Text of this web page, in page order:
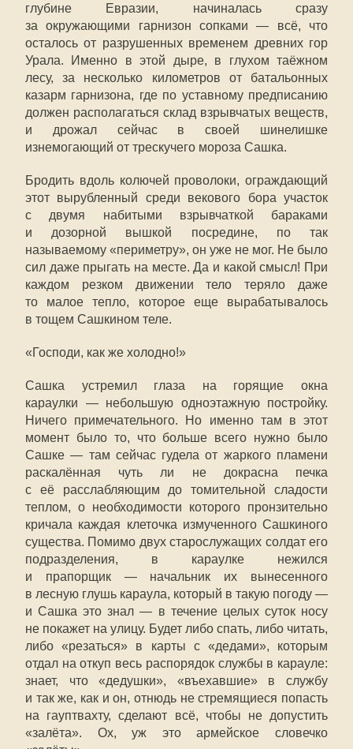
глубине Евразии, начиналась сразу
за окружающими гарнизон сопками — всё, что
осталось от разрушенных временем древних гор
Урала. Именно в этой дыре, в глухом таёжном
лесу, за несколько километров от батальонных
казарм гарнизона, где по уставному предписанию
должен располагаться склад взрывчатых веществ,
и дрожал сейчас в своей шинелишке
изнемогающий от трескучего мороза Сашка.
Бродить вдоль колючей проволоки, ограждающий
этот вырубленный среди векового бора участок
с двумя набитыми взрывчаткой бараками
и дозорной вышкой посредине, по так
называемому «периметру», он уже не мог. Не было
сил даже прыгать на месте. Да и какой смысл! При
каждом резком движении тело теряло даже
то малое тепло, которое еще вырабатывалось
в тощем Сашкином теле.
«Господи, как же холодно!»
Сашка устремил глаза на горящие окна
караулки — небольшую одноэтажную постройку.
Ничего примечательного. Но именно там в этот
момент было то, что больше всего нужно было
Сашке — там сейчас гудела от жаркого пламени
раскалённая чуть ли не докрасна печка
с её расслабляющим до томительной сладости
теплом, о необходимости которого пронзительно
кричала каждая клеточка измученного Сашкиного
существа. Помимо двух старослужащих солдат его
подразделения, в караулке нежился
и прапорщик — начальник их вынесенного
в лесную глушь караула, который в такую погоду —
и Сашка это знал — в течение целых суток носу
не покажет на улицу. Будет либо спать, либо читать,
либо «резаться» в карты с «дедами», которым
отдал на откуп весь распорядок службы в карауле:
знает, что «дедушки», «въехавшие» в службу
и так же, как и он, отнюдь не стремящиеся попасть
на гауптвахту, сделают всё, чтобы не допустить
«залёта». Ох, уж это армейское словечко